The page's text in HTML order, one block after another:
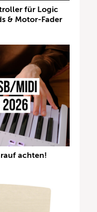
für Logic
& Motor-Fader
achten!